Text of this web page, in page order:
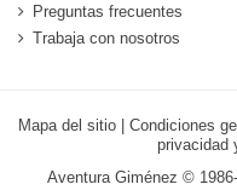
Preguntas frecuentes
Trabaja con nosotros
Mapa del sitio Condiciones
privacidad
Aventura Giménez ©